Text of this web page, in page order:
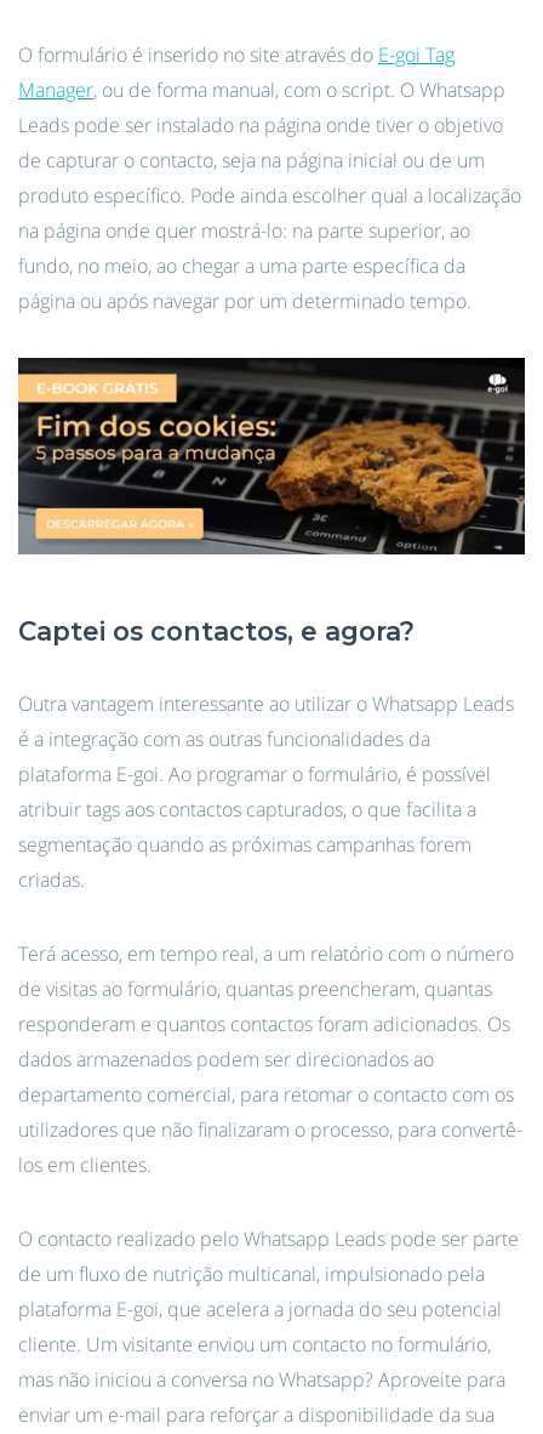
O formulário é inserido no site através do E-goi Tag
Manager, ou de forma manual, com o script. O Whatsapp
Leads pode ser instalado na página onde tiver o objetivo
de capturar o contacto, seja na página inicial ou de um
produto específico. Pode ainda escolher qual a localização
na página onde quer mostrá-lo: na parte superior, ao
fundo, no meio, ao chegar a uma parte específica da
página ou após navegar por um determinado tempo.
Captei os contactos, e agora?
Outra vantagem interessante ao utilizar o Whatsapp Leads
é a integração com as outras funcionalidades da
plataforma E-goi. Ao programar o formulário, é possível
atribuir tags aos contactos capturados, o que facilita a
segmentação quando as próximas campanhas forem
criadas.
Terá acesso, em tempo real, a um relatório com o número
de visitas ao formulário, quantas preencheram, quantas
responderam e quantos contactos foram adicionados. Os
dados armazenados podem ser direcionados ao
departamento comercial, para retomar o contacto com os
utilizadores que não finalizaram o processo, para convertê-
los em clientes.
O contacto realizado pelo Whatsapp Leads pode ser parte
de um fluxo de nutrição multicanal, impulsionado pela
plataforma E-goi, que acelera a jornada do seu potencial
cliente. Um visitante enviou um contacto no formulário,
mas não iniciou a conversa no Whatsapp? Aproveite para
enviar um e-mail para reforçar a disponibilidade da sua